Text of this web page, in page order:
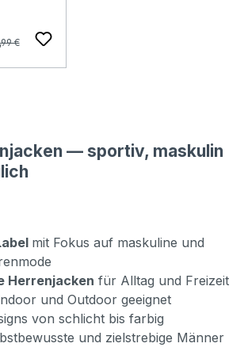
Preis:
€
— sportiv, maskulin
mit Fokus auf maskuline und
Herrenjacken für Alltag und Freizeit
und Outdoor geeignet
von schlicht bis farbig
und zielstrebige Männer